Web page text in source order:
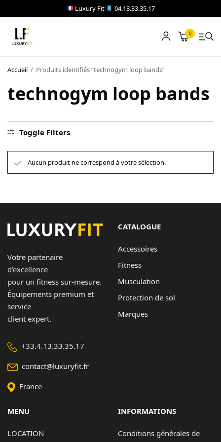
Luxury Fit 04.13.33.35.17
0
Accueil / Produits identifiés “technogym loop bands”
technogym loop bands
Toggle Filters
Aucun produit ne correspond à votre sélection.
Votre partenaire
d’excellence
pour un fitness sur-mesure.
Équipements premium et
service
client expert.
+33.4.13.33.35.17
contact@luxuryfit.fr
France
CATALOGUE
Accessoires
Fitness
Musculation
Protection de sol
Marques
MENU
LOCATION
INFORMATIONS
Conditions générales de
LOCATION
NOTRE CATALOGUE
A PROPOS
CONTACT
Boutique
Contact
Copyright © 2024 Luxury Fit. All rights reserved.